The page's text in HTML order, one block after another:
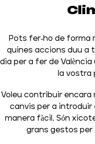
Pots fer-ho de forma
quines accions duu a
dia per a fer de
la vostra
Voleu contribuir encara
canvis per a
manera fàcil. Són
grans gestos per